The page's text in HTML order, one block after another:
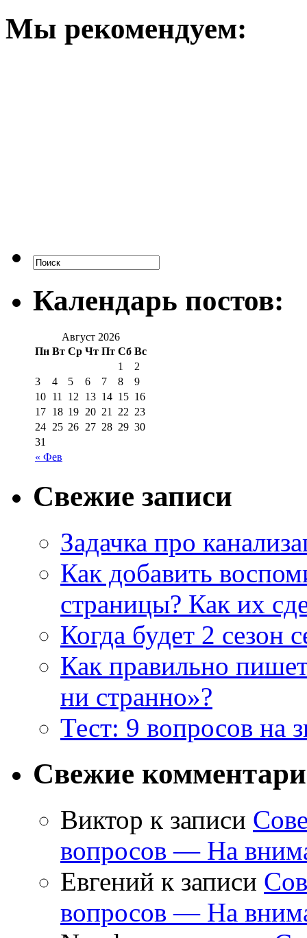
Мы рекомендуем:
Календарь постов:
Август 2026
Пн Вт Ср Чт Пт Сб Вс
« Фев
1
2
3
4 5 6 7 8
9
10 11 12 13 14 15 16
17 18 19 20 21 22 23
24 25 26 27 28 29 30
31
Свежие записи
Задачка про
Как добавить
страницы? Как их
Когда будет 2 сезон
Как правильно
ни странно»?
Тест: 9 вопросов на
Свежие
Виктор к записи
вопросов — На
Евгений к записи
вопросов — На